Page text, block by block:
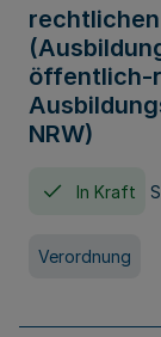
öffentlich-
NRW)
In Kraft
Verordnung